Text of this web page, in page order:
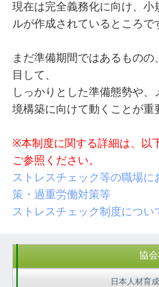
現在は完全義務化に向け、小
ルが作成されているところで
まだ準備期間ではあるもの
目して、
しっかりとした準備態勢や
境構築に向けて動くことが重
※本制度に関する詳細は、以
ご参照ください。
ストレスチェック等の職場
策・過重労働対策等
ストレスチェック制度につい
協
日本人材育